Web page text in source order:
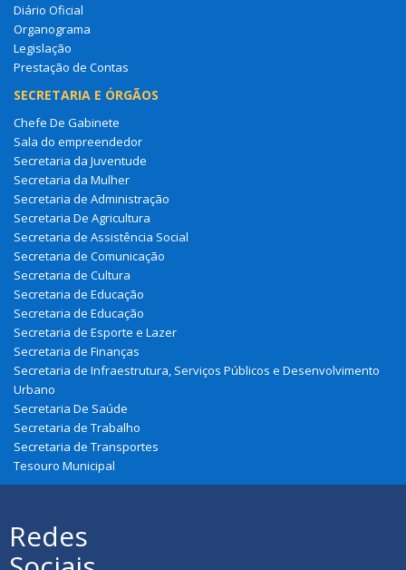
Diário Oficial
Organograma
Legislação
Prestação de Contas
SECRETARIA E ÓRGÃOS
Chefe De Gabinete
Sala do empreendedor
Secretaria da Juventude
Secretaria da Mulher
Secretaria de Administração
Secretaria De Agricultura
Secretaria de Assistência Social
Secretaria de Comunicação
Secretaria de Cultura
Secretaria de Educação
Secretaria de Educação
Secretaria de Esporte e Lazer
Secretaria de Finanças
Secretaria de Infraestrutura, Serviços Públicos e Desenvolvimento
Urbano
Secretaria De Saúde
Secretaria de Trabalho
Secretaria de Transportes
Tesouro Municipal
Redes